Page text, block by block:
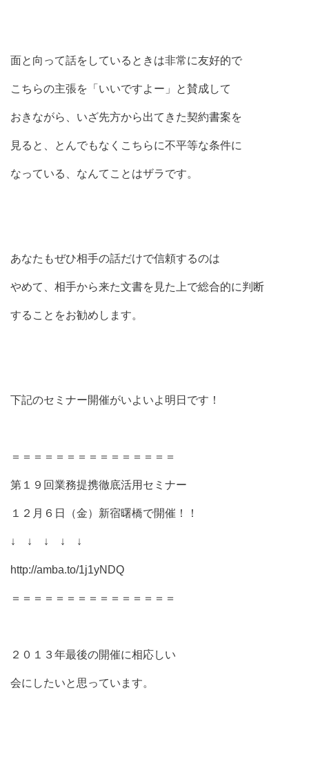
面と向って話をしているときは非常に友好的で
こちらの主張を「いいですよー」と賛成して
おきながら、いざ先方から出てきた契約書案を
見ると、とんでもなくこちらに不平等な条件に
なっている、なんてことはザラです。
あなたもぜひ相手の話だけで信頼するのは
やめて、相手から来た文書を見た上で総合的に判断
することをお勧めします。
下記のセミナー開催がいよいよ明日です！
＝＝＝＝＝＝＝＝＝＝＝＝＝＝＝
第１９回業務提携徹底活用セミナー
１２月６日（金）新宿曙橋で開催！！
↓ ↓ ↓ ↓ ↓
http://amba.to/1j1yNDQ
＝＝＝＝＝＝＝＝＝＝＝＝＝＝＝
２０１３年最後の開催に相応しい
会にしたいと思っています。